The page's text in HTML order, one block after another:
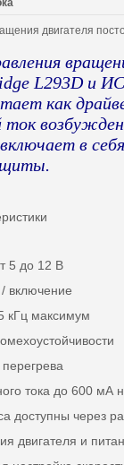
двигателя
L293D и
как
ток
в
5 до 12 В
включение
кГц максимум
тока до 600 мА
доступны через
двигателя и